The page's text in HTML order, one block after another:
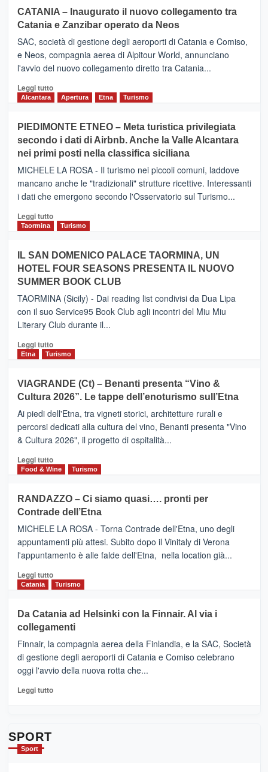
CATANIA – Inaugurato il nuovo collegamento tra
Catania e Zanzibar operato da Neos
SAC, società di gestione degli aeroporti di Catania e Comiso,
e Neos, compagnia aerea di Alpitour World, annunciano
l'avvio del nuovo collegamento diretto tra Catania...
Leggi tuttoLeggi
CATANIA
–
Inaugurato
il
nuovo
collegamento
tra
e
Zanzibar
da
Neos
Alcantara Apertura Etna Turismo
PIEDIMONTE ETNEO – Meta turistica privilegiata
secondo i dati di Airbnb. Anche la Valle Alcantara
nei primi posti nella classifica siciliana
MICHELE LA ROSA - Il turismo nei piccoli comuni, laddove
mancano anche le "tradizionali" strutture ricettive. Interessanti
i dati che emergono secondo l'Osservatorio sul Turismo...
Leggi tuttoLeggi
PIEDIMONTE
ETNEO
–
Meta
turistica
privilegiata
secondo
dati
di
Anche
la
Alcantara
nei
primi
nella
classifica
Taormina Turismo
IL SAN DOMENICO PALACE TAORMINA, UN
HOTEL FOUR SEASONS PRESENTA IL NUOVO
SUMMER BOOK CLUB
TAORMINA (Sicily) - Dai reading list condivisi da Dua Lipa
con il suo Service95 Book Club agli incontri del Miu Miu
Literary Club durante il...
Leggi tuttoLeggi
di
IL
SAN
DOMENICO
PALACE
TAORMINA,
UN
HOTEL
FOUR
IL
NUOVO
SUMMER
CLUB
Etna Turismo
VIAGRANDE (Ct) – Benanti presenta “Vino &
Cultura 2026”. Le tappe dell’enoturismo sull’Etna
Ai piedi dell'Etna, tra vigneti storici, architetture rurali e
percorsi dedicati alla cultura del vino, Benanti presenta "Vino
& Cultura 2026", il progetto di ospitalità...
Leggi tuttoLeggi
di
VIAGRANDE
(Ct)
–
Benanti
presenta
“Vino
&
Cultura
tappe
dell’enoturismo
Food & Wine Turismo
RANDAZZO – Ci siamo quasi…. pronti per
Contrade dell’Etna
MICHELE LA ROSA - Torna Contrade dell'Etna, uno degli
appuntamenti più attesi. Subito dopo il Vinitaly di Verona
l'appuntamento è alle falde dell'Etna, nella location già...
Leggi tuttoLeggi
di
RANDAZZO
–
Ci
siamo
quasi….
pronti
per
Catania Turismo
Da Catania ad Helsinki con la Finnair. Al via i
collegamenti
Finnair, la compagnia aerea della Finlandia, e la SAC, Società
di gestione degli aeroporti di Catania e Comiso celebrano
oggi l'avvio della nuova rotta che...
Leggi tuttoLeggi
SPORT
Sport